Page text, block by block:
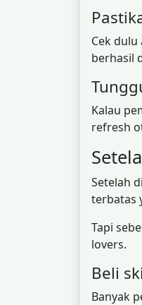
Cek
berhasil
Kalau
refresh
Setelah
terbatas
Tapi
lovers.
Beli
Banyak